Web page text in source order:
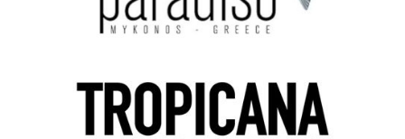
Science & Tech
Aegean Islands
Σεβασμιώτατος Δωρόθεος Β’